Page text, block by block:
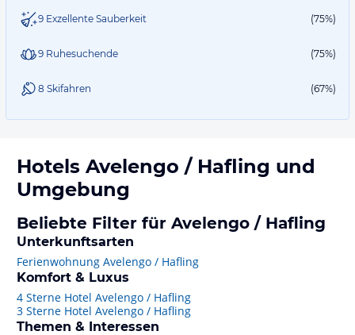
9 Exzellente Sauberkeit (75%)
9 Ruhesuchende (75%)
8 Skifahren (67%)
Hotels Avelengo / Hafling und
Umgebung
Beliebte Filter für Avelengo / Hafling
Unterkunftsarten
Ferienwohnung Avelengo / Hafling
Komfort & Luxus
4 Sterne Hotel Avelengo / Hafling
3 Sterne Hotel Avelengo / Hafling
Themen & Interessen